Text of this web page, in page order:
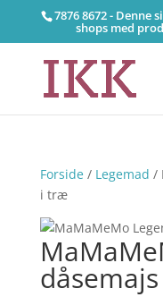
7876 8672 -
shops med
Forside/ Legemad /
i træ